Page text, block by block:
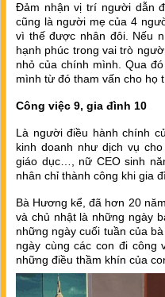
Đảm nhận vị trí người dẫn
cũng là người mẹ của 4
vì thế được nhân đôi. Nếu
hạnh phúc trong vai trò
nhỏ của chính mình. Qua
mình từ đó tham vấn cho họ
Công việc 9, gia đình 10
Là người điều hành chính
kinh doanh như dịch vụ
giáo dục…, nữ CEO sinh
nhân chỉ thành công khi gia
Bà Hương kể, đã hơn 20
và chủ nhật là những ngày
những ngày cuối tuần của
ngày cùng các con đi
những điều thầm khín của